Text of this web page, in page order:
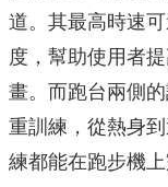
道。其最高時速
度，幫助使用者
畫。而跑台兩側
重訓練，從熱身
練都能在跑步機上